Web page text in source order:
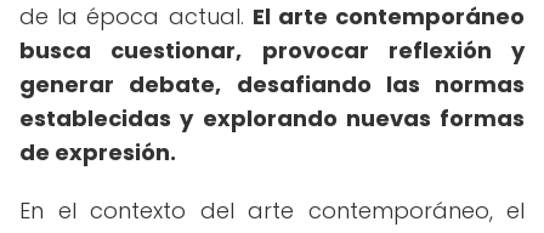
de la época actual. El arte contemporáneo
busca cuestionar, provocar reflexión y
generar debate, desafiando las normas
establecidas y explorando nuevas formas
de expresión.
En el contexto del arte contemporáneo, el